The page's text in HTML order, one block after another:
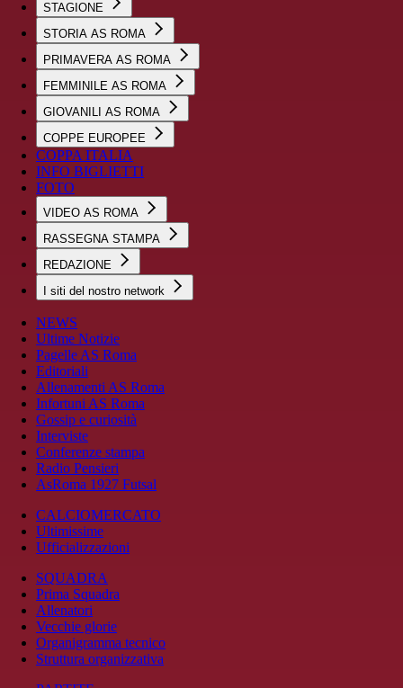
STAGIONE
STORIA AS ROMA
PRIMAVERA AS ROMA
FEMMINILE AS ROMA
GIOVANILI AS ROMA
COPPE EUROPEE
COPPA ITALIA
INFO BIGLIETTI
FOTO
VIDEO AS ROMA
RASSEGNA STAMPA
REDAZIONE
I siti del nostro network
NEWS
Ultime Notizie
Pagelle AS Roma
Editoriali
Allenamenti AS Roma
Infortuni AS Roma
Gossip e curiosità
Interviste
Conferenze stampa
Radio Pensieri
AsRoma 1927 Futsal
CALCIOMERCATO
Ultimissime
Ufficializzazioni
SQUADRA
Prima Squadra
Allenatori
Vecchie glorie
Organigramma tecnico
Struttura organizzativa